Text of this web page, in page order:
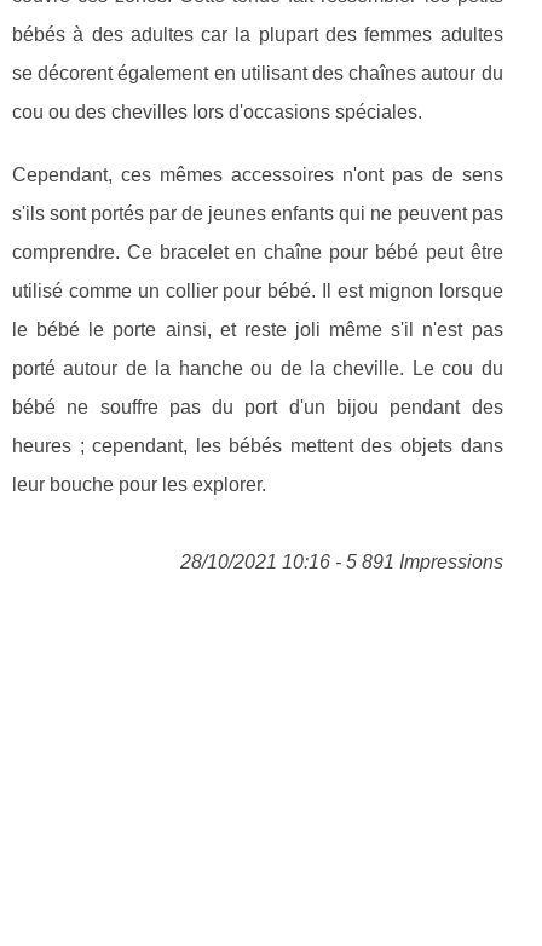
bébés à des adultes car la plupart des femmes adultes
se décorent également en utilisant des chaînes autour du
cou ou des chevilles lors d'occasions spéciales.
Cependant, ces mêmes accessoires n'ont pas de sens
s'ils sont portés par de jeunes enfants qui ne peuvent pas
comprendre. Ce bracelet en chaîne pour bébé peut être
utilisé comme un collier pour bébé. Il est mignon lorsque
le bébé le porte ainsi, et reste joli même s'il n'est pas
porté autour de la hanche ou de la cheville. Le cou du
bébé ne souffre pas du port d'un bijou pendant des
heures ; cependant, les bébés mettent des objets dans
leur bouche pour les explorer.
28/10/2021 10:16 - 5 891 Impressions